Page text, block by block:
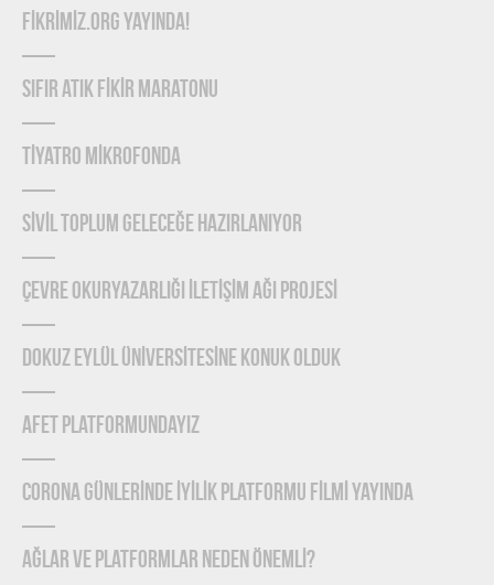
FİKRİMİZ.ORG YAYINDA!
SIFIR ATIK FİKİR MARATONU
TİYATRO MİKROFONDA
SİVİL TOPLUM GELECEĞE HAZIRLANIYOR
ÇEVRE OKURYAZARLIĞI İLETİŞİM AĞI PROJESİ
DOKUZ EYLÜL ÜNİVERSİTESİNE KONUK OLDUK
AFET PLATFORMUNDAYIZ
CORONA GÜNLERİNDE İYİLİK PLATFORMU FİLMİ YAYINDA
Ağlar ve Platformlar Neden Önemlİ?